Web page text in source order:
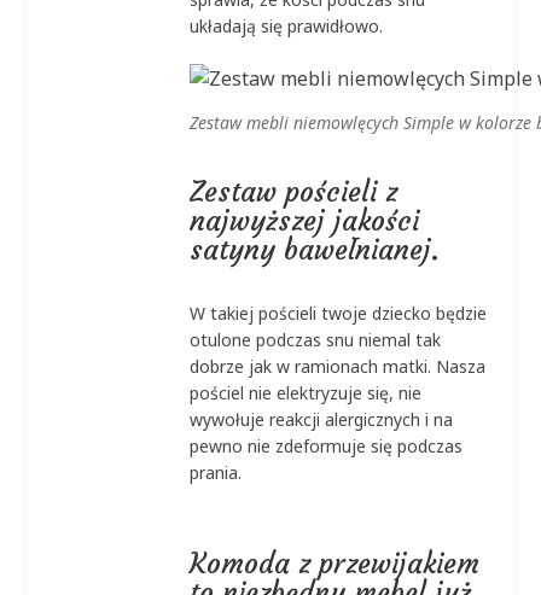
układają się prawidłowo.
Zestaw mebli niemowlęcych Simple w kolorze
Zestaw pościeli z
najwyższej jakości
satyny bawełnianej.
W takiej pościeli twoje dziecko będzie
otulone podczas snu niemal tak
dobrze jak w ramionach matki. Nasza
pościel nie elektryzuje się, nie
wywołuje reakcji alergicznych i na
pewno nie zdeformuje się podczas
prania.
Komoda z przewijakiem